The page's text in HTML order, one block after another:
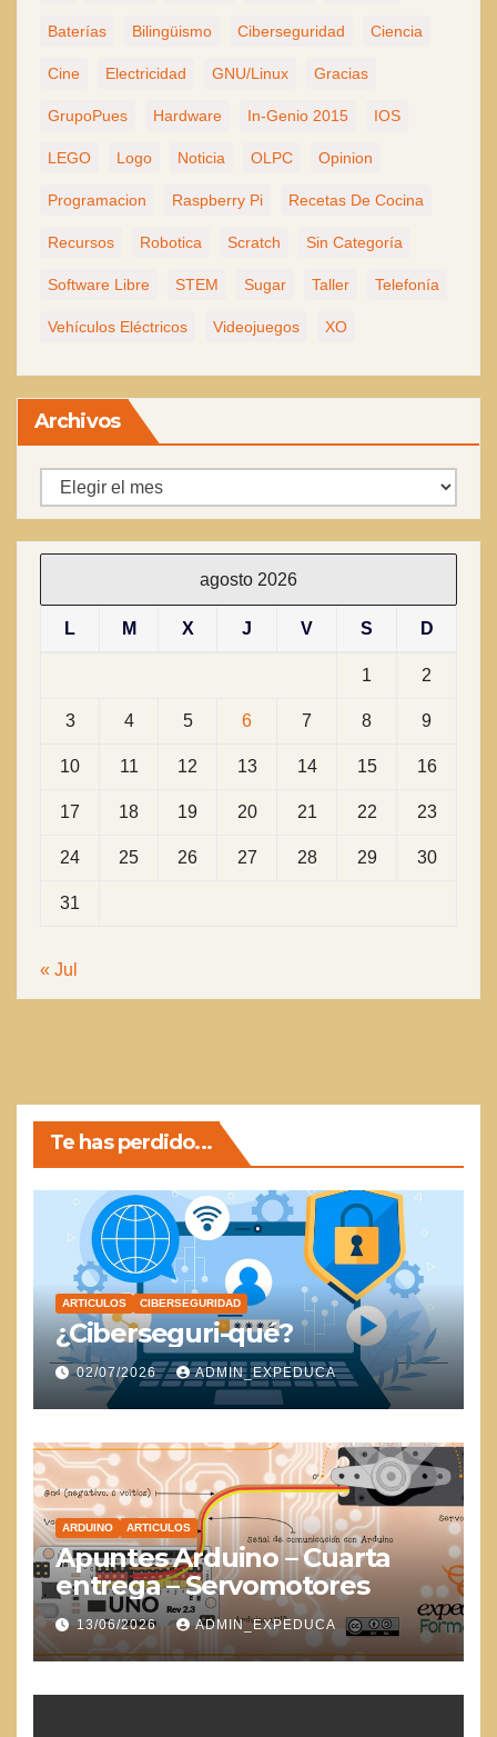
Baterías Bilingüismo Ciberseguridad Ciencia
Cine Electricidad GNU/Linux Gracias
GrupoPues Hardware In-Genio 2015 IOS
LEGO Logo Noticia OLPC Opinion
Programacion Raspberry Pi Recetas De Cocina
Recursos Robotica Scratch Sin Categoría
Software Libre STEM Sugar Taller Telefonía
Vehículos Eléctricos Videojuegos XO
Archivos
Archivos
agosto 2026
L M X J V S D
1 2
3 4 5 6 7 8 9
10 11 12 13 14 15 16
17 18 19 20 21 22 23
24 25 26 27 28 29 30
31
« Jul
Te has perdido...
ARTICULOS CIBERSEGURIDAD
¿Ciberseguri-qué?
02/07/2026 ADMIN_EXPEDUCA
ARDUINO ARTICULOS
Apuntes Arduino – Cuarta
entrega – Servomotores
13/06/2026 ADMIN_EXPEDUCA